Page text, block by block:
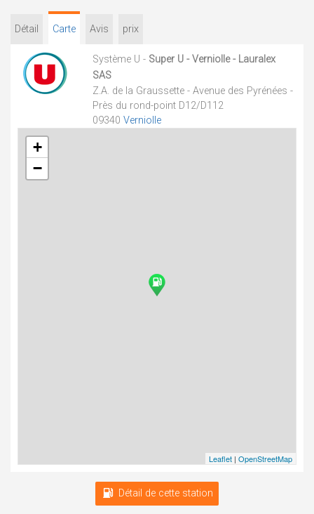
Détail Carte Avis prix
Système U - Super U - Verniolle - Lauralex
SAS
Z.A. de la Graussette - Avenue des Pyrénées -
Près du rond-point D12/D112
09340 Verniolle
+
−
Leaflet | OpenStreetMap
Détail de cette station